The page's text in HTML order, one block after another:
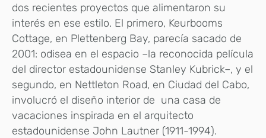
dos recientes proyectos que alimentaron su
interés en ese estilo. El primero, Keurbooms
Cottage, en Plettenberg Bay, parecía sacado de
2001: odisea en el espacio –la reconocida película
del director estadounidense Stanley Kubrick–, y el
segundo, en Nettleton Road, en Ciudad del Cabo,
involucró el diseño interior de una casa de
vacaciones inspirada en el arquitecto
estadounidense John Lautner (1911-1994).